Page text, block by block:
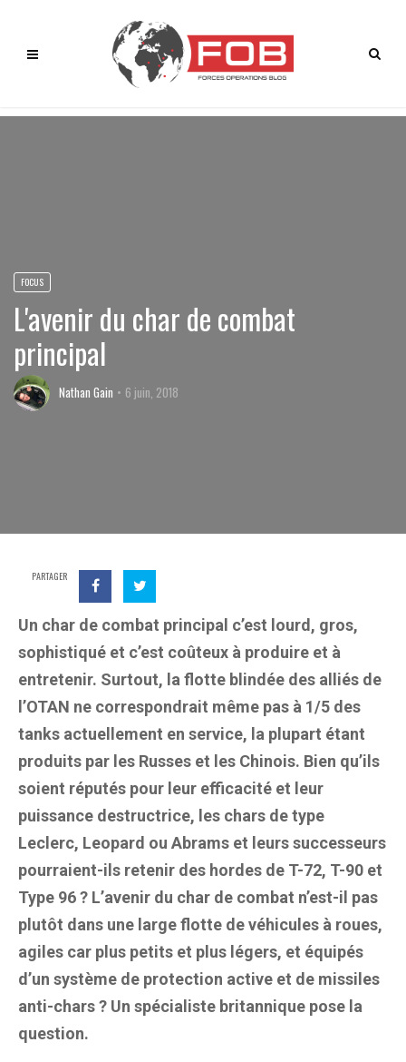
FOCUS
L'avenir du char de combat
principal
Nathan Gain 6 juin, 2018
PARTAGER
Un char de combat principal c’est lourd, gros,
sophistiqué et c’est coûteux à produire et à
entretenir. Surtout, la flotte blindée des alliés de
l’OTAN ne correspondrait même pas à 1/5 des
tanks actuellement en service, la plupart étant
produits par les Russes et les Chinois. Bien qu’ils
soient réputés pour leur efficacité et leur
puissance destructrice, les chars de type
Leclerc, Leopard ou Abrams et leurs successeurs
pourraient-ils retenir des hordes de T-72, T-90 et
Type 96 ? L’avenir du char de combat n’est-il pas
plutôt dans une large flotte de véhicules à roues,
agiles car plus petits et plus légers, et équipés
d’un système de protection active et de missiles
anti-chars ? Un spécialiste britannique pose la
question.